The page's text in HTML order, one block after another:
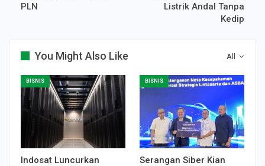
PLN
Listrik Andal Tanpa
Kedip
All
You Might Also Like
BISNIS
Indosat Luncurkan
BISNIS
Serangan Siber Kian